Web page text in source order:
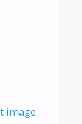
image